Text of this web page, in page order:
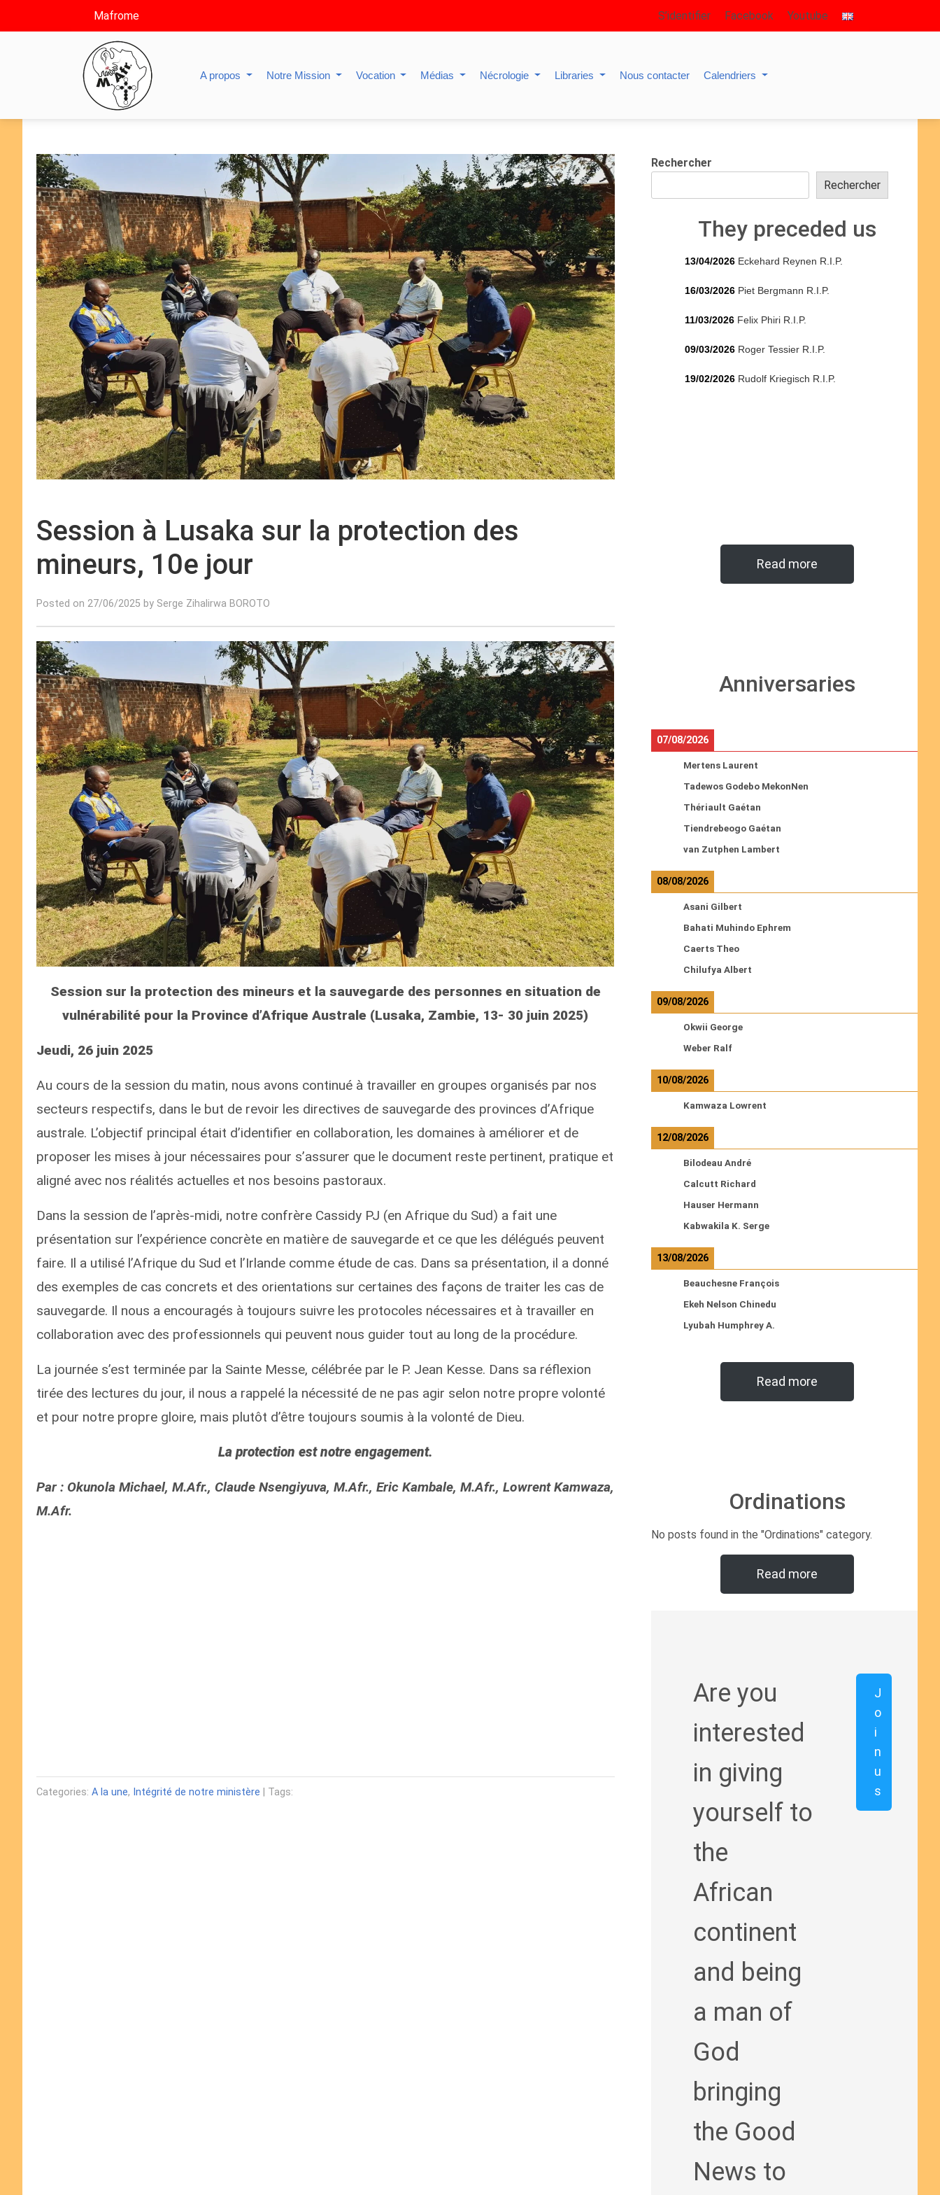
Mafrome S’identifier Facebook Youtube
A propos Notre Mission Vocation Médias Nécrologie Libraries Nous contacter Calendriers
Session à Lusaka sur la protection des
mineurs, 10e jour
Posted on 27/06/2025 by Serge Zihalirwa BOROTO
Session sur la protection des mineurs et la sauvegarde des personnes en situation de
vulnérabilité pour la Province d’Afrique Australe (Lusaka, Zambie, 13- 30 juin 2025)
Jeudi, 26 juin 2025
Au cours de la session du matin, nous avons continué à travailler en groupes organisés par nos
secteurs respectifs, dans le but de revoir les directives de sauvegarde des provinces d’Afrique
australe. L’objectif principal était d’identifier en collaboration, les domaines à améliorer et de
proposer les mises à jour nécessaires pour s’assurer que le document reste pertinent, pratique et
aligné avec nos réalités actuelles et nos besoins pastoraux.
Dans la session de l’après-midi, notre confrère Cassidy PJ (en Afrique du Sud) a fait une
présentation sur l’expérience concrète en matière de sauvegarde et ce que les délégués peuvent
faire. Il a utilisé l’Afrique du Sud et l’Irlande comme étude de cas. Dans sa présentation, il a donné
des exemples de cas concrets et des orientations sur certaines des façons de traiter les cas de
sauvegarde. Il nous a encouragés à toujours suivre les protocoles nécessaires et à travailler en
collaboration avec des professionnels qui peuvent nous guider tout au long de la procédure.
La journée s’est terminée par la Sainte Messe, célébrée par le P. Jean Kesse. Dans sa réflexion
tirée des lectures du jour, il nous a rappelé la nécessité de ne pas agir selon notre propre volonté
et pour notre propre gloire, mais plutôt d’être toujours soumis à la volonté de Dieu.
La protection est notre engagement.
Par : Okunola Michael, M.Afr., Claude Nsengiyuva, M.Afr., Eric Kambale, M.Afr., Lowrent Kamwaza,
M.Afr.
Categories: A la une, Intégrité de notre ministère | Tags:
Rechercher
Rechercher
They preceded us
13/04/2026 Eckehard Reynen R.I.P.
16/03/2026 Piet Bergmann R.I.P.
11/03/2026 Felix Phiri R.I.P.
09/03/2026 Roger Tessier R.I.P.
19/02/2026 Rudolf Kriegisch R.I.P.
Read more
Anniversaries
07/08/2026
Mertens Laurent
Tadewos Godebo MekonNen
Thériault Gaétan
Tiendrebeogo Gaétan
van Zutphen Lambert
08/08/2026
Asani Gilbert
Bahati Muhindo Ephrem
Caerts Theo
Chilufya Albert
09/08/2026
Okwii George
Weber Ralf
10/08/2026
Kamwaza Lowrent
12/08/2026
Bilodeau André
Calcutt Richard
Hauser Hermann
Kabwakila K. Serge
13/08/2026
Beauchesne François
Ekeh Nelson Chinedu
Lyubah Humphrey A.
Read more
Ordinations
No posts found in the "Ordinations" category.
Read more
Are you
interested
in giving
yourself to
the
African
continent
and being
a man of
God
bringing
the Good
News to
J
o
i
n
u
s